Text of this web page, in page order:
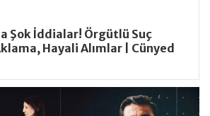
Şok İddialar! Örgütlü Suç
Hayali Alımlar | Cünyed